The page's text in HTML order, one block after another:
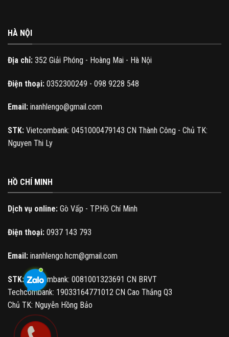
HÀ NỘI
Địa chỉ: 352 Giải Phóng - Hoàng Mai - Hà Nội
Điện thoại: 0352300249 - 098 9228 548
Email: inanhlengo@gmail.com
STK: Vietcombank: 0451000479143 CN Thành Công - Chủ TK:
Nguyen Thi Ly
HỒ CHÍ MINH
Dịch vụ online: Gò Vấp - TP.Hồ Chí Minh
Điện thoại: 0937 143 793
Email: inanhlengo.hcm@gmail.com
STK:Vietcombank: 0081001323691 CN BRVT
Techcombank: 19033164771012 CN Cao Thắng Q3
Chủ TK: Nguyễn Hồng Bảo